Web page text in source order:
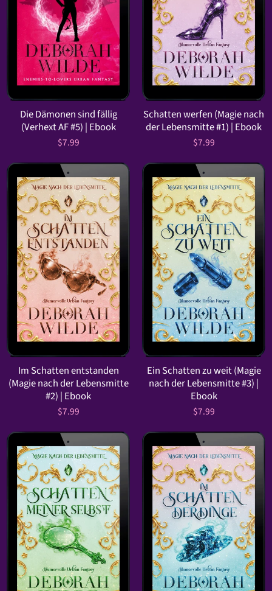
Die Dämonen sind fällig
(Verhext AF #5) | Ebook
$7.99
Schatten werfen (Magie nach
der Lebensmitte #1) | Ebook
$7.99
Im Schatten entstanden
(Magie nach der Lebensmitte
#2) | Ebook
$7.99
Ein Schatten zu weit (Magie
nach der Lebensmitte #3) |
Ebook
$7.99